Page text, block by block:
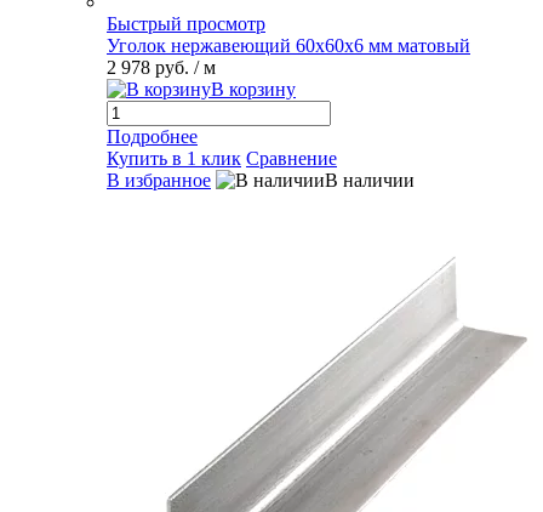
Быстрый просмотр
Уголок нержавеющий 60х60х6 мм матовый
2 978 руб. / м
В корзину
Подробнее
Купить в 1 клик Сравнение
В избранное
В наличии